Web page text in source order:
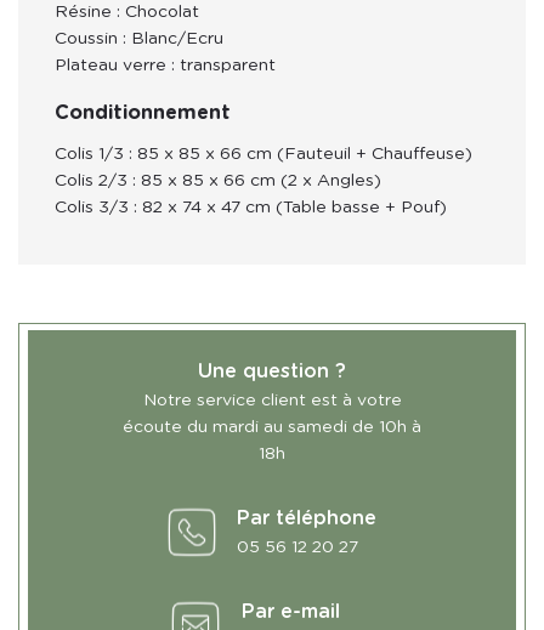
Résine : Chocolat
Coussin : Blanc/Ecru
Plateau verre : transparent
Conditionnement
Colis 1/3 : 85 x 85 x 66 cm (Fauteuil + Chauffeuse)
Colis 2/3 : 85 x 85 x 66 cm (2 x Angles)
Colis 3/3 : 82 x 74 x 47 cm (Table basse + Pouf)
Une question ?
Notre service client est à votre
écoute du mardi au samedi de 10h à
18h
Par téléphone
05 56 12 20 27
Par e-mail